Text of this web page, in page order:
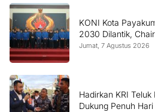
KONI Kota
2030 Dilantik,
Jumat, 7 Agustus 2026
Hadirkan KRI
Dukung Penuh